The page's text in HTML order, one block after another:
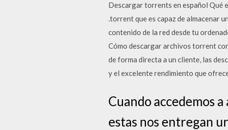
Descargar torrents en español Qué
.torrent que es capaz de almacenar
contenido de la red desde tu
Cómo descargar archivos torrent
de forma directa a un cliente, las
y el excelente rendimiento que
Cuando accedemos
estas nos entregan